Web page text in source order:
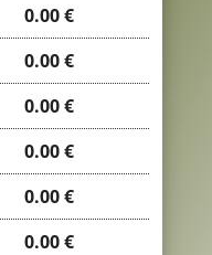
0.00 €
0.00 €
0.00 €
0.00 €
0.00 €
0.00 €